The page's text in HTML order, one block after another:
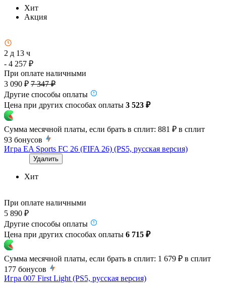
Хит
Акция
2 д 13 ч
- 4 257 ₽
При оплате наличными
3 090 ₽ 7 347 ₽
Другие способы оплаты
Цена при других способах оплаты 3 523 ₽
Сумма месячной платы, если брать в сплит: 881 ₽ в сплит
93 бонусов
Игра EA Sports FC 26 (FIFA 26) (PS5, русская версия)
Удалить
Хит
При оплате наличными
5 890 ₽
Другие способы оплаты
Цена при других способах оплаты 6 715 ₽
Сумма месячной платы, если брать в сплит: 1 679 ₽ в сплит
177 бонусов
Игра 007 First Light (PS5, русская версия)